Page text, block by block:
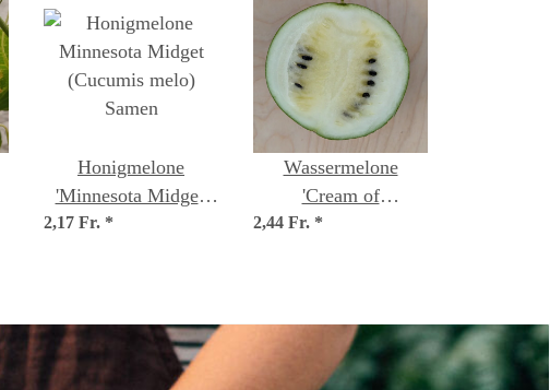
Honigmelone
'Minnesota Midget'
(Cucumis melo)
2,17 Fr. *
Wassermelone
'Cream of
Saskatchewan'
2,44 Fr. *